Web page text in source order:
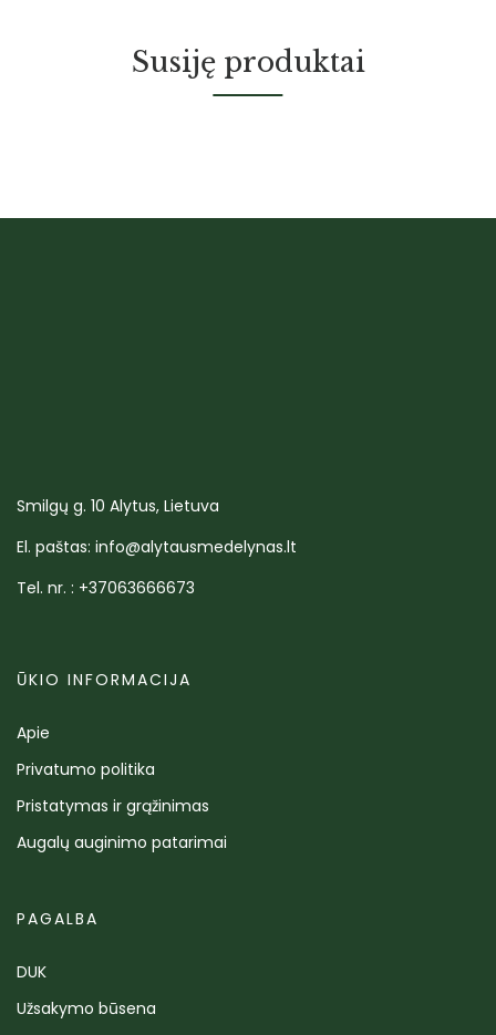
Susiję produktai
Smilgų g. 10 Alytus, Lietuva
El. paštas: info@alytausmedelynas.lt
Tel. nr. : +37063666673
ŪKIO INFORMACIJA
Apie
Privatumo politika
Pristatymas ir grąžinimas
Augalų auginimo patarimai
PAGALBA
DUK
Užsakymo būsena